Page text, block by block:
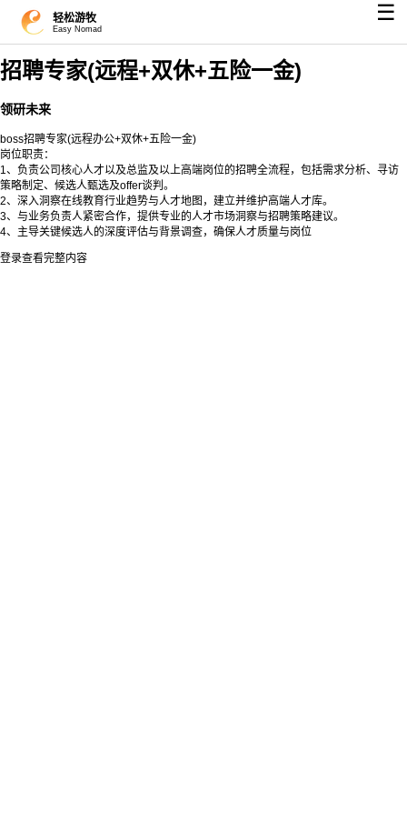
轻松游牧
Easy Nomad
☰
招聘专家(远程+双休+五险一金)
领研未来
boss招聘专家(远程办公+双休+五险一金)
岗位职责：
1、负责公司核心人才以及总监及以上⾼端岗位的招聘全流程，包括需求分析、寻访
策略制定、候选⼈甄选及offer谈判。
2、深⼊洞察在线教育行业趋势与人才地图，建⽴并维护高端人才库。
3、与业务负责人紧密合作，提供专业的人才市场洞察与招聘策略建议。
4、主导关键候选人的深度评估与背景调查，确保人才质量与岗位
登录查看完整内容